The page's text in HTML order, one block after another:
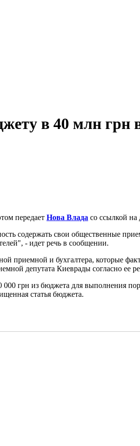
в 40 млн грн
передает Нова Влада со ссылкой
содержать свои общественные
- идет речь в сообщении.
приемной и бухгалтера, которые
депутата Киеврады согласно ее
грн из бюджета для выполнения
статья бюджета.